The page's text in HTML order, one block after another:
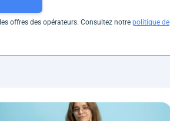
offres des opérateurs. Consultez notre politique de